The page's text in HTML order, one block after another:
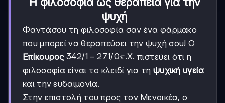
ψυχή
Φαντάσου τη φιλοσοφία σαν ένα φάρμακο
που μπορεί να θεραπεύσει την ψυχή σου! Ο
Επίκουρος 342/1
-
271/0
π.Χ.
342/1 − 271/0π.X. πιστεύει ότι η
φιλοσοφία είναι το κλειδί για τη ψυχική υγεία
και την ευδαιμονία.
Στην επιστολή του προς τον Μενοικέα, ο